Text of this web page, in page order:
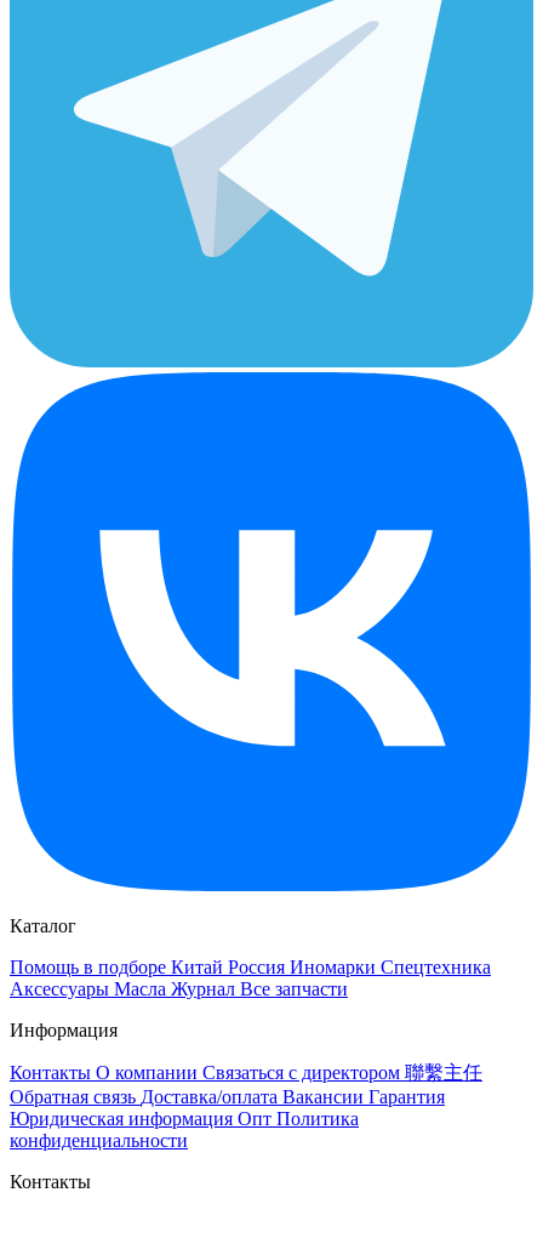
Каталог
Помощь в подборе Китай Россия Иномарки Спецтехника
Аксессуары Масла Журнал Все запчасти
Информация
Контакты О компании Связаться с директором 聯繫主任
Обратная связь Доставка/оплата Вакансии Гарантия
Юридическая информация Опт Политика
конфиденциальности
Контакты